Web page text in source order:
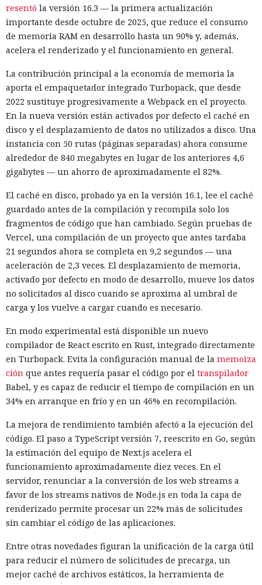
resentó la versión 16.3 — la primera actualización
importante desde octubre de 2025, que reduce el consumo
de memoria RAM en desarrollo hasta un 90% y, además,
acelera el renderizado y el funcionamiento en general.
La contribución principal a la economía de memoria la
aporta el empaquetador integrado Turbopack, que desde
2022 sustituye progresivamente a Webpack en el proyecto.
En la nueva versión están activados por defecto el caché en
disco y el desplazamiento de datos no utilizados a disco. Una
instancia con 50 rutas (páginas separadas) ahora consume
alrededor de 840 megabytes en lugar de los anteriores 4,6
gigabytes — un ahorro de aproximadamente el 82%.
El caché en disco, probado ya en la versión 16.1, lee el caché
guardado antes de la compilación y recompila solo los
fragmentos de código que han cambiado. Según pruebas de
Vercel, una compilación de un proyecto que antes tardaba
21 segundos ahora se completa en 9,2 segundos — una
aceleración de 2,3 veces. El desplazamiento de memoria,
activado por defecto en modo de desarrollo, mueve los datos
no solicitados al disco cuando se aproxima al umbral de
carga y los vuelve a cargar cuando es necesario.
En modo experimental está disponible un nuevo
compilador de React escrito en Rust, integrado directamente
en Turbopack. Evita la configuración manual de la memoiza
ción que antes requería pasar el código por el transpilador
Babel, y es capaz de reducir el tiempo de compilación en un
34% en arranque en frío y en un 46% en recompilación.
La mejora de rendimiento también afectó a la ejecución del
código. El paso a TypeScript versión 7, reescrito en Go, según
la estimación del equipo de Next.js acelera el
funcionamiento aproximadamente diez veces. En el
servidor, renunciar a la conversión de los web streams a
favor de los streams nativos de Node.js en toda la capa de
renderizado permite procesar un 22% más de solicitudes
sin cambiar el código de las aplicaciones.
Entre otras novedades figuran la unificación de la carga útil
para reducir el número de solicitudes de precarga, un
mejor caché de archivos estáticos, la herramienta de